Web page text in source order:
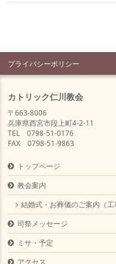
プライバシーポリシー
カトリック仁川教会
〒663-8006
兵庫県西宮市段上町4-2-11
TEL 0798-51-0176
FAX 0798-51-9863
トップページ
教会案内
結婚式・お葬儀のご案内（工
司祭メッセージ
ミサ・予定
アクセス